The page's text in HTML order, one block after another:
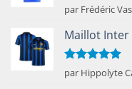
Note5sur
5
par Frédéric
Maillot Inter
Note5sur
5
par Hippolyte